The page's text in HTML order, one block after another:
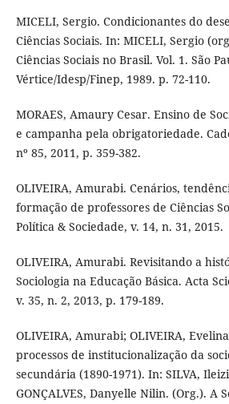
MICELI, Sergio. Condicionantes do
Ciências Sociais. In: MICELI, Sergio
Ciências Sociais no Brasil. Vol. 1. São
Vértice/Idesp/Finep, 1989. p. 72-110.
MORAES, Amaury Cesar. Ensino de
e campanha pela obrigatoriedade.
nº 85, 2011, p. 359-382.
OLIVEIRA, Amurabi. Cenários,
formação de professores de Ciências
Política & Sociedade, v. 14, n. 31, 2015.
OLIVEIRA, Amurabi. Revisitando a
Sociologia na Educação Básica. Acta
v. 35, n. 2, 2013, p. 179-189.
OLIVEIRA, Amurabi; OLIVEIRA,
processos de institucionalização da
secundária (1890-1971). In: SILVA,
GONÇALVES, Danyelle Nilin. (Org.). A